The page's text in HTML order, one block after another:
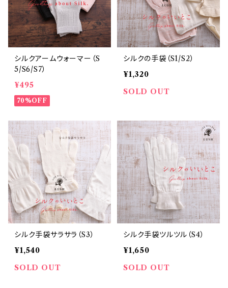
シルクアームウォーマー（S
5/S6/S7）
¥495
70%OFF
シルクの手袋（S1/S2）
¥1,320
SOLD OUT
シルク手袋サラサラ（S3）
¥1,540
SOLD OUT
シルク手袋ツルツル（S4）
¥1,650
SOLD OUT